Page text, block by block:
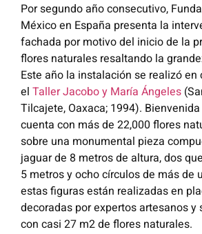
Por segundo año consecutivo,
México en España presenta la
fachada por motivo del inicio de la
flores naturales resaltando la
Este año la instalación se realizó en
el Taller Jacobo y María Ángeles
Tilcajete, Oaxaca; 1994).
cuenta con más de 22,000 flores
sobre una monumental pieza
jaguar de 8 metros de altura, dos
5 metros y ocho círculos de más de
estas figuras están realizadas en
decoradas por expertos artesanos
con casi 27 m2 de flores naturales.